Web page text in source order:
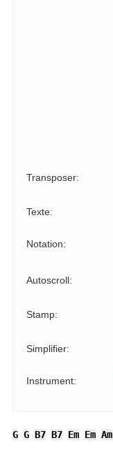
Transposer:
Texte:
Notation:
Autoscroll:
Stamp:
Simplifier:
Instrument:
G G B7 B7 Em Em Am